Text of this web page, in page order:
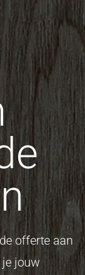
offerte aan
je jouw